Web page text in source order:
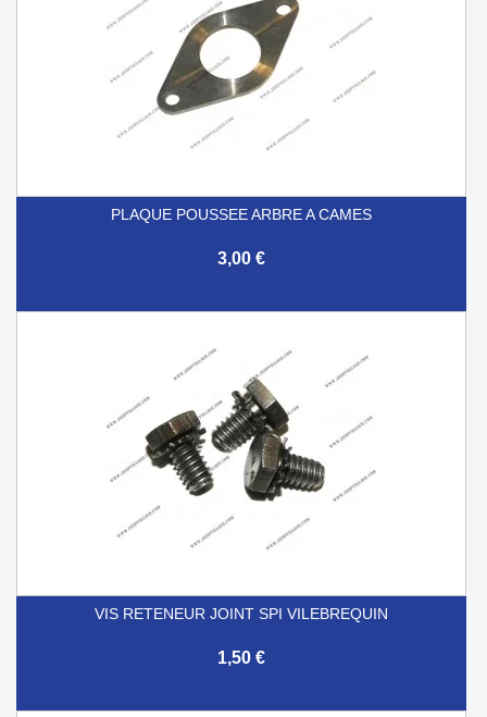
PLAQUE POUSSEE ARBRE A CAMES
3,00 €
VIS RETENEUR JOINT SPI VILEBREQUIN
1,50 €